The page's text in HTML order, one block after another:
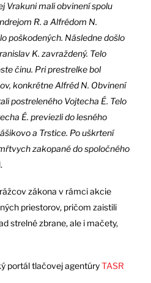
Vrakuni mali obvinení spolu
R. a Alfrédom N.
poškodených. Následne došlo
K. zavraždený. Telo
činu. Pri prestrelke bol
konkrétne Alfréd N. Obvinení
postreleného Vojtecha É. Telo
É. previezli do lesného
a Trstice. Po uškrtení
zakopané do spoločného
zákona v rámci akcie
priestorov, pričom zaistili
strelné zbrane, ale i mačety,
portál tlačovej agentúryTASR